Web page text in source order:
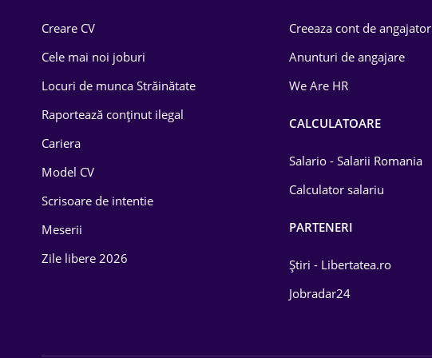
Drept
Educație / Training
Energetică
Farma
Creare CV
Cele mai noi joburi
Locuri de munca Străinătate
Raportează conținut ilegal
Cariera
Model CV
Scrisoare de intentie
Meserii
Zile libere 2026
Creeaza cont de angajator
Anunturi de angajare
We Are HR
CALCULATOARE
Salario - Salarii Romania
Calculator salariu
PARTENERI
Știri - Libertatea.ro
Jobradar24